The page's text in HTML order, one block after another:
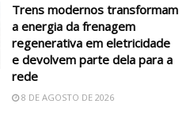
Trens modernos transformam
a energia da frenagem
regenerativa em eletricidade
e devolvem parte dela para a
rede
8 DE AGOSTO DE 2026